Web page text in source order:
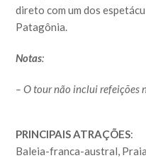
direto com um dos
Patagônia.
Notas:
– O tour não inclui refeições
PRINCIPAIS ATRAÇÕES:
Baleia-franca-austral,